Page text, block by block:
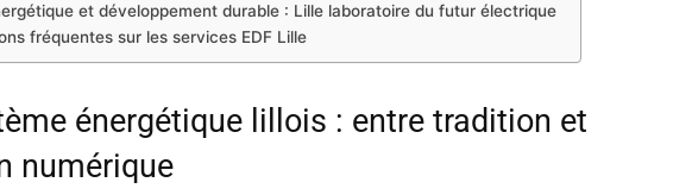
et développement durable : Lille laboratoire du futur électrique
fréquentes sur les services EDF Lille
énergétique lillois : entre tradition et
numérique